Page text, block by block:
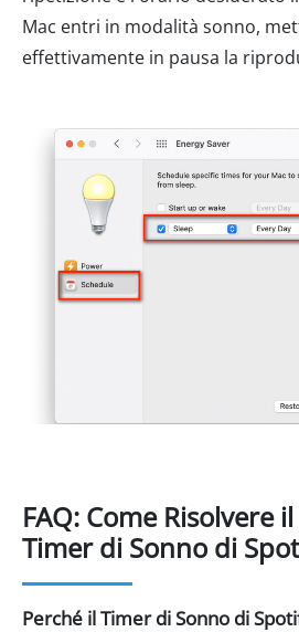
Mac entri in modalità sonno,
effettivamente in pausa la
FAQ: Come Risolvere
Timer di Sonno di
Perché il Timer di Sonno di